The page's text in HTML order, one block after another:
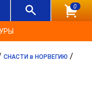
0
СНАСТИ в НОРВЕГИЮ /